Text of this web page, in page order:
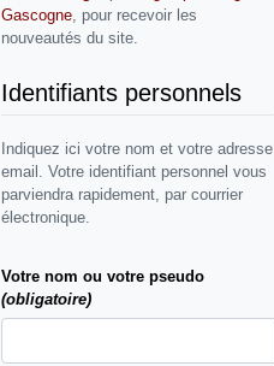
Gascogne, pour recevoir les
nouveautés du site.
Identifiants personnels
Indiquez ici votre nom et votre adresse
email. Votre identifiant personnel vous
parviendra rapidement, par courrier
électronique.
Votre nom ou votre pseudo
(obligatoire)